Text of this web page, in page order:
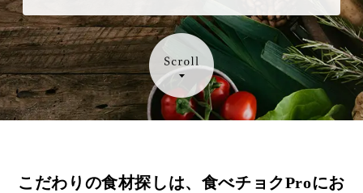
こだわりの食材探しは、食べチョクProにお